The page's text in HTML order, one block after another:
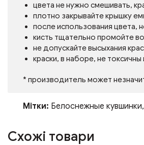
цвета не нужно смешивать,
плотно закрывайте крышку
после использования цвета,
кисть тщательно промойте
не допускайте высыхания
краски, в наборе, не
* производитель может
Мітки: Белоснежные кувшинки,
Схожі товари